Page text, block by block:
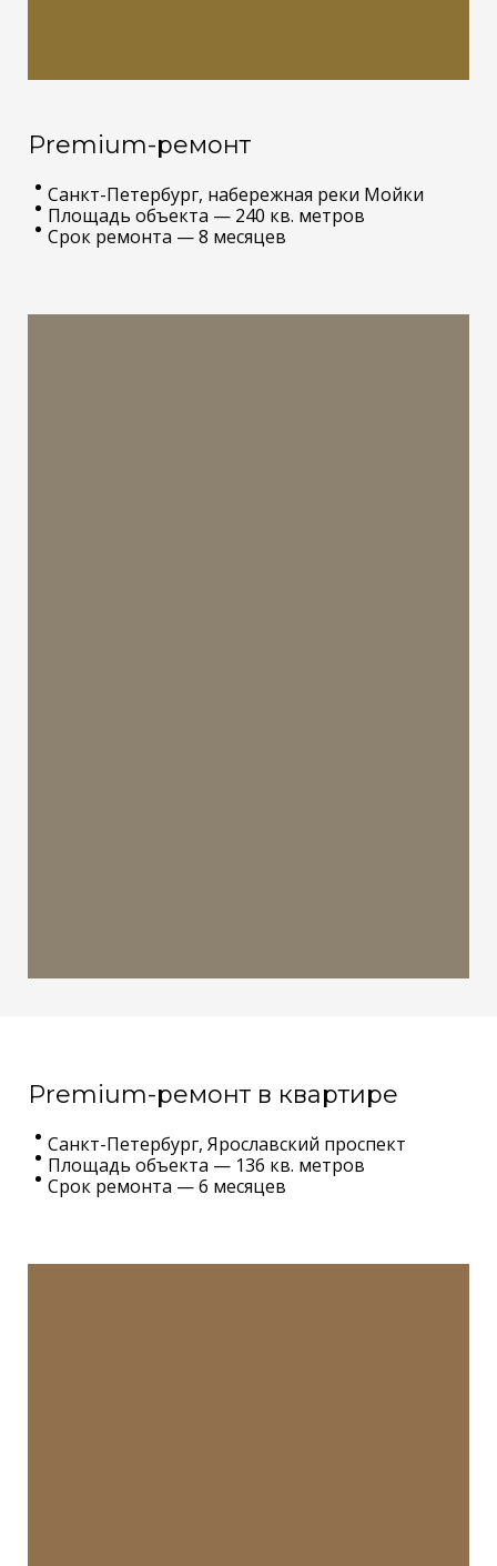
Premium-ремонт
Санкт-Петербург, набережная реки Мойки
Площадь объекта — 240 кв. метров
Срок ремонта — 8 месяцев
Premium-ремонт в квартире
Санкт-Петербург, Ярославский проспект
Площадь объекта — 136 кв. метров
Срок ремонта — 6 месяцев